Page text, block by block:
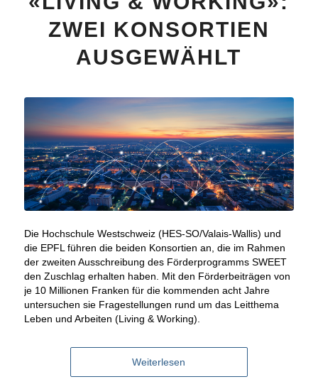
ZWEI KONSORTIEN
AUSGEWÄHLT
Die Hochschule Westschweiz (HES-SO/Valais-Wallis) und
die EPFL führen die beiden Konsortien an, die im Rahmen
der zweiten Ausschreibung des Förderprogramms SWEET
den Zuschlag erhalten haben. Mit den Förderbeiträgen von
je 10 Millionen Franken für die kommenden acht Jahre
untersuchen sie Fragestellungen rund um das Leitthema
Leben und Arbeiten (Living & Working).
Weiterlesen